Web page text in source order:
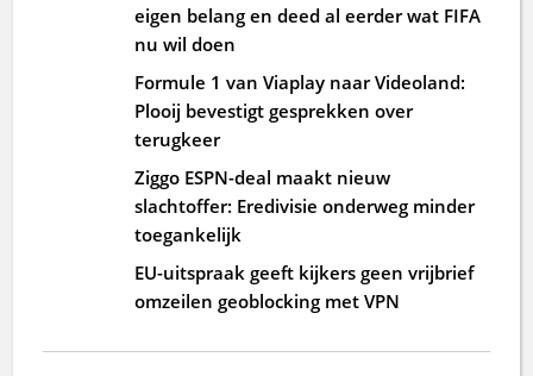
eigen belang en deed al eerder wat FIFA
nu wil doen
Formule 1 van Viaplay naar Videoland:
Plooij bevestigt gesprekken over
terugkeer
Ziggo ESPN-deal maakt nieuw
slachtoffer: Eredivisie onderweg minder
toegankelijk
EU-uitspraak geeft kijkers geen vrijbrief
omzeilen geoblocking met VPN